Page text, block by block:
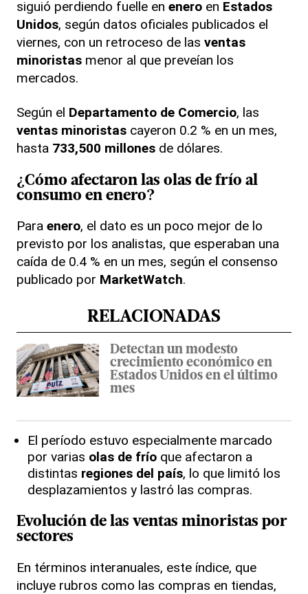
siguió perdiendo fuelle en enero en Estados
Unidos, según datos oficiales publicados el
viernes, con un retroceso de las ventas
minoristas menor al que preveían los
mercados.
Según el Departamento de Comercio, las
ventas minoristas cayeron 0.2 % en un mes,
hasta 733,500 millones de dólares.
¿Cómo afectaron las olas de frío al
consumo en enero?
Para enero, el dato es un poco mejor de lo
previsto por los analistas, que esperaban una
caída de 0.4 % en un mes, según el consenso
publicado por MarketWatch.
RELACIONADAS
Detectan un modesto
crecimiento económico en
Estados Unidos en el último
mes
El período estuvo especialmente marcado
por varias olas de frío que afectaron a
distintas regiones del país, lo que limitó los
desplazamientos y lastró las compras.
Evolución de las ventas minoristas por
sectores
En términos interanuales, este índice, que
incluye rubros como las compras en tiendas,